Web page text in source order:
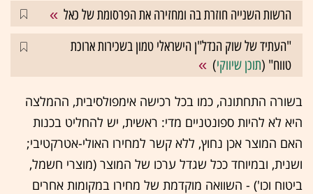
הרשות השנייה חוזרת בה ומחזירה את הפרסומת של כאל
"העתיד של שוק הנדל"ן הישראלי טמון בשכירות ארוכת
טווח" (תוכן שיווקי)
בשורה התחתונה, כמו בכל רכישה אימפולסיבית, ההמלצה
היא לא להיות ספונטניים מדי: ראשית, יש להחליט בכנות
האם המוצר אכן נחוץ, ללא קשר למחירו האולי-אטרקטיבי;
ושנית, ובמיוחד ככל שגדל ערכו של המוצר (מוצרי חשמל,
ביטוח וכו') - השוואה מוקדמת של מחירו במקומות אחרים